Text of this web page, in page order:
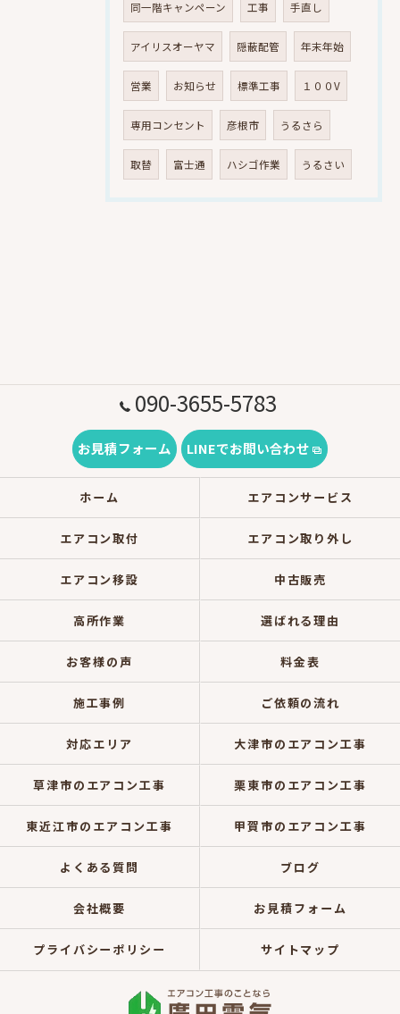
同一階キャンペーン 工事 手直し
アイリスオーヤマ 隠蔽配管 年末年始
営業 お知らせ 標準工事 １００V
専用コンセント 彦根市 うるさら
取替 富士通 ハシゴ作業 うるさい
090-3655-5783
お見積フォーム LINEでお問い合わせ
ホーム エアコンサービス
エアコン取付 エアコン取り外し
エアコン移設 中古販売
高所作業 選ばれる理由
お客様の声 料金表
施工事例 ご依頼の流れ
対応エリア 大津市のエアコン工事
草津市のエアコン工事 栗東市のエアコン工事
東近江市のエアコン工事 甲賀市のエアコン工事
よくある質問 ブログ
会社概要 お見積フォーム
プライバシーポリシー サイトマップ